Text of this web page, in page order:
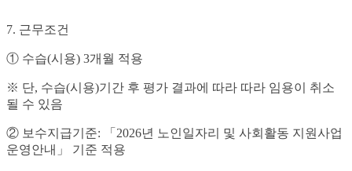
7. 근무조건
① 수습(시용) 3개월 적용
※ 단, 수습(시용)기간 후 평가 결과에 따라 따라 임용이 취소
될 수 있음
② 보수지급기준: 「 2026년 노인일자리 및 사회활동 지원사업
운영안내 」 기준 적용